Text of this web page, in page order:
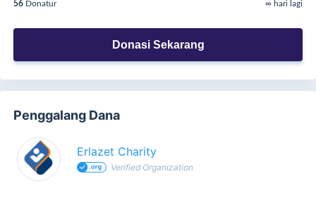
56 Donatur ∞ hari lagi
Donasi Sekarang
Penggalang Dana
Erlazet Charity
Verified Organization